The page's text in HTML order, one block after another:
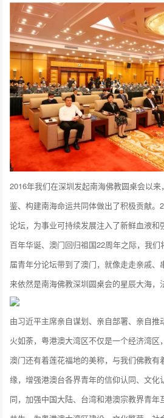
2016年我们在深圳发起南海佛教圆桌会以
鉴、构建南海命运共同体做出了积极贡献。
论坛，为事业可持续发展注入了新鲜血液和
百年华诞、澳门回归祖国22周年之际，我
届青年分论坛带到了澳门，就像走走亲戚
来依然是南海佛教深圳圆桌会的星辰大海，
由习近平主席亲自谋划、亲自部署、亲自推
火如荼，粤港澳大湾区不仅是一个经济湾
澳门还有着莲花福地的美称，与我们佛教有
缘，增强港澳台各界青年的信仰认同、文化
同，加强中国大陆、台湾和港澳宗教界青